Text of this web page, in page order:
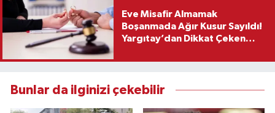
Eve Misafir Almamak
Boşanmada Ağır Kusur Sayıldı!
Yargıtay’dan Dikkat Çeken
Bunlar da ilginizi çekebilir